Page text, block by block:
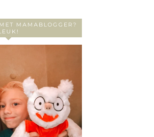
MAMABLOGGER?